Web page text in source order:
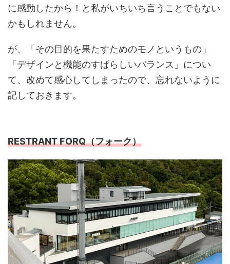
に感動したから！と私がいちいち言うことでもない
かもしれません。
が、「その目的を果たすためのモノというもの」
「デザインと機能のすばらしいバランス」につい
て、改めて感心してしまったので、忘れないように
記しておきます。
RESTRANT FORQ（フォーク）